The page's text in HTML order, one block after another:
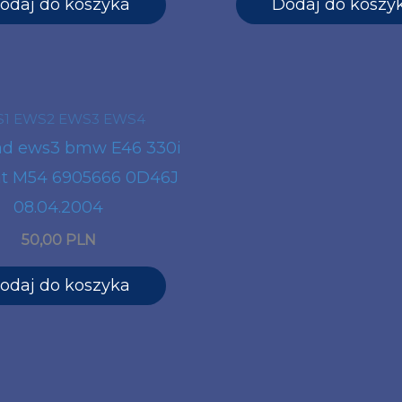
do koszyka Dodaj do
EWS2 EWS3 EWS4
ews3 bmw E46 330i
M54 6905666 0D46J
08.04.2004
50,00 PLN
do koszyka